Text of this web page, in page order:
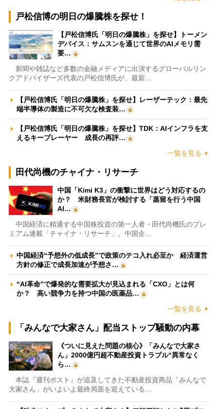
戸松信博の明日の爆騰株を探せ！
【戸松信博氏「明日の爆騰株」を探せ】トーメン
デバイス：サムスンを通じて世界のAIメモリ需
要…
新聞や雑誌など多数の金融メディアに出演するグローバルリン
クアドバイザーズ代表の戸松信博氏が、最新…
【戸松信博氏「明日の爆騰株」を探せ】レーザーテック：最先
端半導体の製造に不可欠な検査装…
【戸松信博氏「明日の爆騰株」を探せ】TDK：AIインフラを支
えるキープレーヤー 成長の再評…
一覧を見る
田代尚機のチャイナ・リサーチ
中国「Kimi K3」の衝撃に世界はどう対応するの
か？ 米財務長官が検討する「蒸留を行う中国
AI…
中国経済に精通する中国株投資の第一人者・田代尚機氏のプレ
ミアム連載「チャイナ・リサーチ」。中国企…
中国経済“予想外の低成長”で政策のテコ入れ必至か 経済運営
方針の修正で成長加速が予想さ…
“AI革命”で爆発的な需要拡大が見込まれる「CXO」とは何
か？ 高い競争力を持つ中国の医薬品…
一覧を見る
「みんなで大家さん」配当ストップ騒動の内幕
《ついに見えた問題の核心》「みんなで大家さ
ん」2000億円超不動産投資トラブル“異常なく
ら…
本誌『週刊ポスト』が追及してきた不動産投資商品「みんなで
大家さん」がいよいよ最終局面を迎えている…